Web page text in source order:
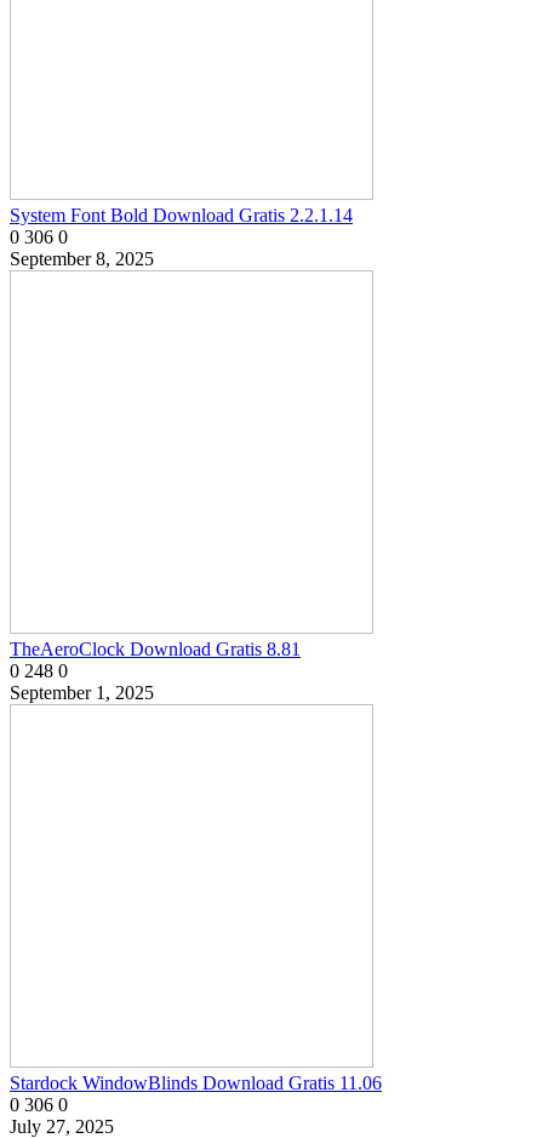
System Font Bold Download Gratis 2.2.1.14
0 306 0
September 8, 2025
TheAeroClock Download Gratis 8.81
0 248 0
September 1, 2025
Stardock WindowBlinds Download Gratis 11.06
0 306 0
July 27, 2025